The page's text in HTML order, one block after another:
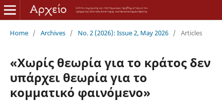
Home / Archives / No. 2 (2026): Issue 2, May 2026 / Articles
«Χωρίς θεωρία για το κράτος δεν
υπάρχει θεωρία για το
κομματικό φαινόμενο»